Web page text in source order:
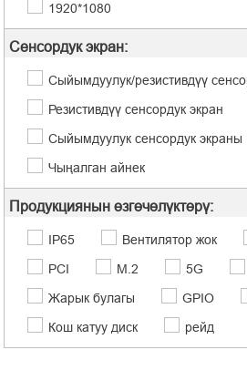
1920*1080
Сенсордук экран:
Сыйымдуулук/резистивдүү
Резистивдүү сенсордук экран
Сыйымдуулук сенсордук экраны
Чыңалган айнек
Продукциянын өзгөчөлүктөрү:
IP65 Вентилятор жок
PCI
M.2 5G
Жарык булагы
GPIO
Кош катуу диск
рейд